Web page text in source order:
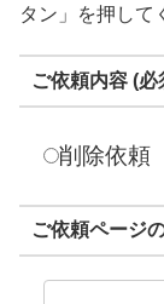
タン」を押して
ご依頼内容 (必
削除依頼
ご依頼ページ